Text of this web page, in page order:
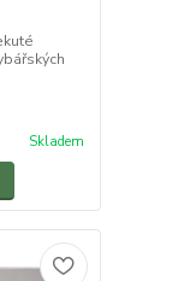
Skladem